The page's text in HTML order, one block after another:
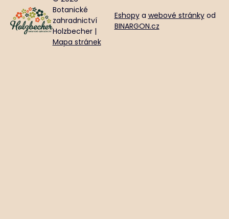
Botanické
zahradnictví
Holzbecher |
Mapa stránek
Eshopya webové stránkyod
BINARGON.cz